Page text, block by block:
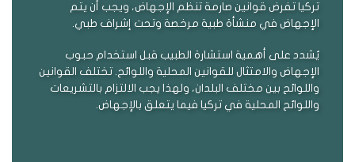
تركيا تفرض قوانين صارمة تنظم الإجهاض، ويجب أن يتم
الإجهاض في منشأة طبية مرخصة وتحت إشراف طبي.
يُشدد على أهمية استشارة الطبيب قبل استخدام حبوب
الإجهاض والامتثال للقوانين المحلية واللوائح. تختلف القوانين
واللوائح بين مختلف البلدان، ولهذا يجب الالتزام بالتشريعات
واللوائح المحلية في تركيا فيما يتعلق بالإجهاض.